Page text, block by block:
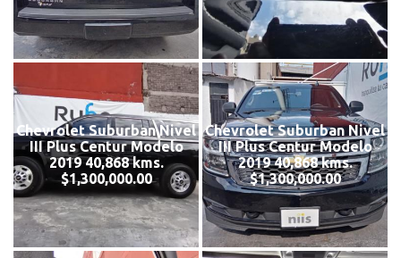
Chevrolet Suburban Nivel
III Plus Centur Modelo
2019 40,868 kms.
$1,300,000.00
Chevrolet Suburban Nivel
III Plus Centur Modelo
2019 40,868 kms.
$1,300,000.00